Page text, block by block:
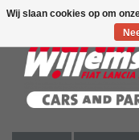
Wij slaan cookies op om